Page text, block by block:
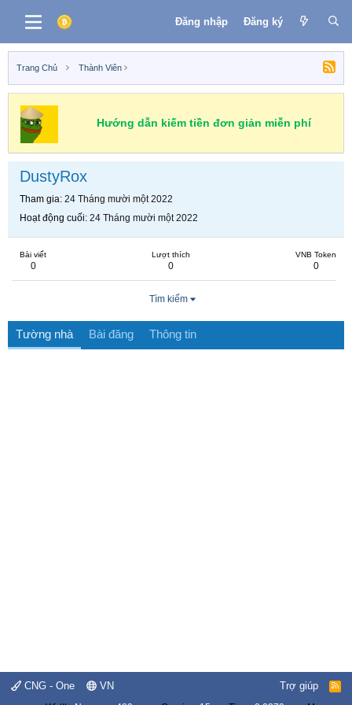
Đăng nhập Đăng ký
Trang Chủ Thành Viên
Hướng dẫn kiếm tiền đơn giản miễn phí
DustyRox
Tham gia 24 Tháng mười một 2022
Hoạt động cuối 24 Tháng mười một 2022
Bài viết
0
Lượt thích
0
VNB Token
0
Tìm kiếm
Tường nhà Bài đăng Thông tin
CNG - One VN Trợ giúp
R